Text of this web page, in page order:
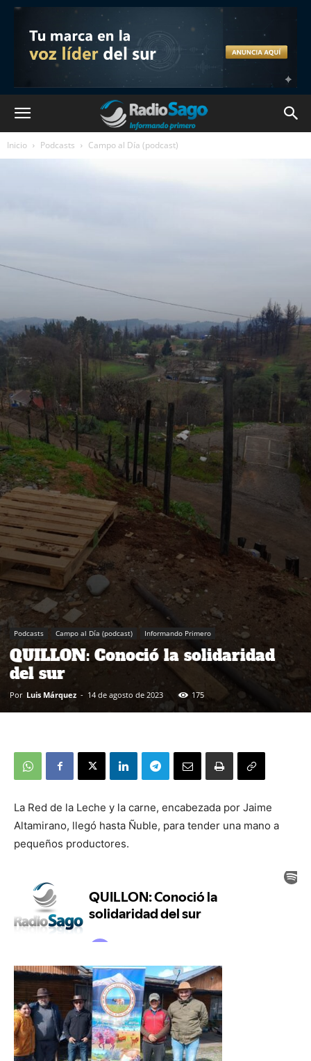
Inicio Podcasts Campo al Día (podcast)
Podcasts Campo al Día (podcast) Informando Primero
QUILLON: Conoció la solidaridad
del sur
Por Luis Márquez - 14 de agosto de 2023 175
La Red de la Leche y la carne, encabezada por Jaime
Altamirano, llegó hasta Ñuble, para tender una mano a
pequeños productores.